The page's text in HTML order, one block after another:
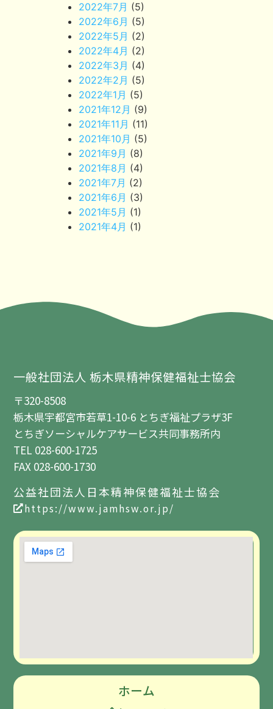
2022年7月 (5)
2022年6月 (5)
2022年5月 (2)
2022年4月 (2)
2022年3月 (4)
2022年2月 (5)
2022年1月 (5)
2021年12月 (9)
2021年11月 (11)
2021年10月 (5)
2021年9月 (8)
2021年8月 (4)
2021年7月 (2)
2021年6月 (3)
2021年5月 (1)
2021年4月 (1)
一般社団法人 栃木県精神保健福祉士協会
〒320-8508
栃木県宇都宮市若草1-10-6 とちぎ福祉プラザ3F
とちぎソーシャルケアサービス共同事務所内
TEL 028-600-1725
FAX 028-600-1730
公益社団法人日本精神保健福祉士協会
https://www.jamhsw.or.jp/
ホーム